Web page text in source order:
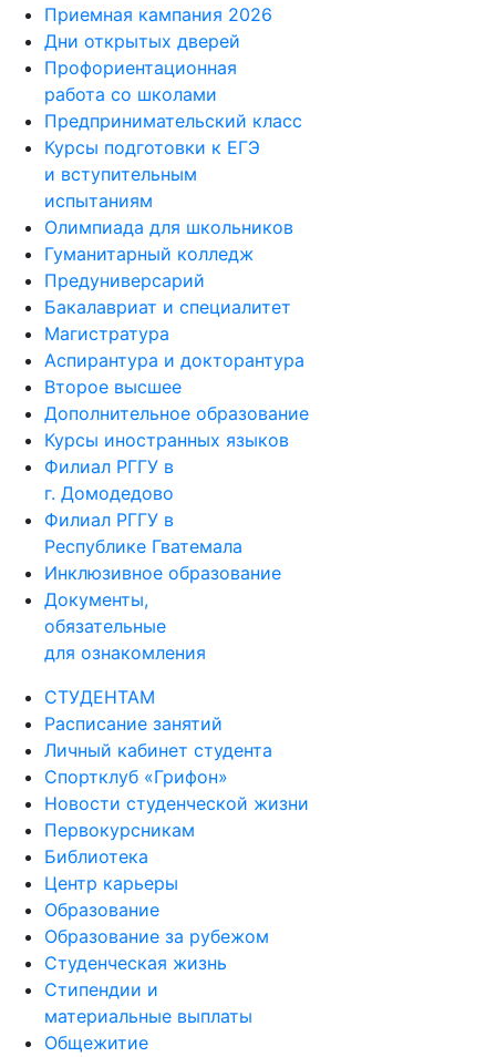
Приемная кампания 2026
Дни открытых дверей
Профориентационная
работа со школами
Предпринимательский класс
Курсы подготовки к ЕГЭ
и вступительным
испытаниям
Олимпиада для школьников
Гуманитарный колледж
Предуниверсарий
Бакалавриат и специалитет
Магистратура
Аспирантура и докторантура
Второе высшее
Дополнительное образование
Курсы иностранных языков
Филиал РГГУ в
г. Домодедово
Филиал РГГУ в
Республике Гватемала
Инклюзивное образование
Документы,
обязательные
для ознакомления
СТУДЕНТАМ
Расписание занятий
Личный кабинет студента
Спортклуб «Грифон»
Новости студенческой жизни
Первокурсникам
Библиотека
Центр карьеры
Образование
Образование за рубежом
Студенческая жизнь
Стипендии и
материальные выплаты
Общежитие